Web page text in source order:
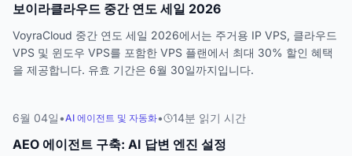
보이라클라우드 중간 연도 세일 2026
VoyraCloud 중간 연도 세일 2026에서는 주거용 IP VPS, 클라우드
VPS 및 윈도우 VPS를 포함한 VPS 플랜에서 최대 30% 할인 혜택
을 제공합니다. 유효 기간은 6월 30일까지입니다.
6월 04일•AI 에이전트 및 자동화• 14분 읽기 시간
AEO 에이전트 구축: AI 답변 엔진 설정